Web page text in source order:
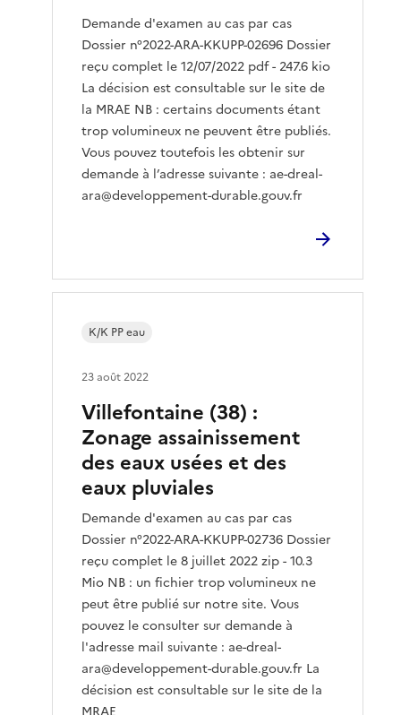
Demande d'examen au cas par cas
Dossier n°2022-ARA-KKUPP-02696 Dossier
reçu complet le 12/07/2022 pdf - 247.6 kio
La décision est consultable sur le site de
la MRAE NB : certains documents étant
trop volumineux ne peuvent être publiés.
Vous pouvez toutefois les obtenir sur
demande à l’adresse suivante : ae-dreal-
ara@developpement-durable.gouv.fr
Villefontaine (38) :
Zonage assainissement
des eaux usées et des
eaux pluviales
Demande d'examen au cas par cas
Dossier n°2022-ARA-KKUPP-02736 Dossier
reçu complet le 8 juillet 2022 zip - 10.3
Mio NB : un fichier trop volumineux ne
peut être publié sur notre site. Vous
pouvez le consulter sur demande à
l'adresse mail suivante : ae-dreal-
ara@developpement-durable.gouv.fr La
décision est consultable sur le site de la
K/K PP eau
23 août 2022